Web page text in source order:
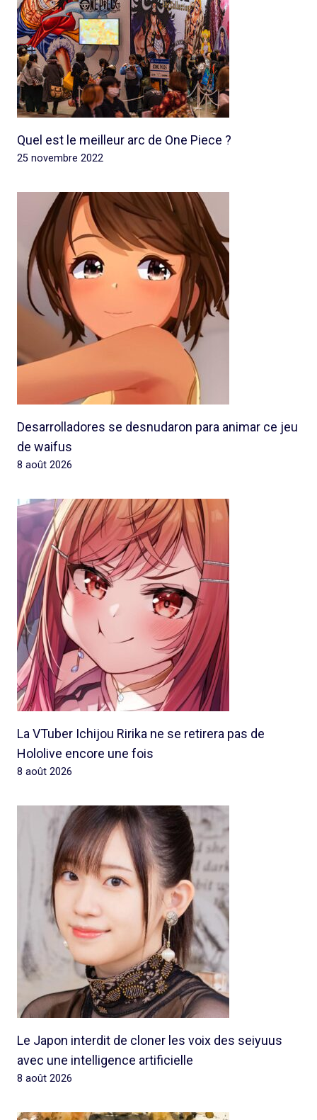
Quel est le meilleur arc de One Piece ?
25 novembre 2022
Desarrolladores se desnudaron para animar ce jeu
de waifus
8 août 2026
La VTuber Ichijou Ririka ne se retirera pas de
Hololive encore une fois
8 août 2026
Le Japon interdit de cloner les voix des seiyuus
avec une intelligence artificielle
8 août 2026